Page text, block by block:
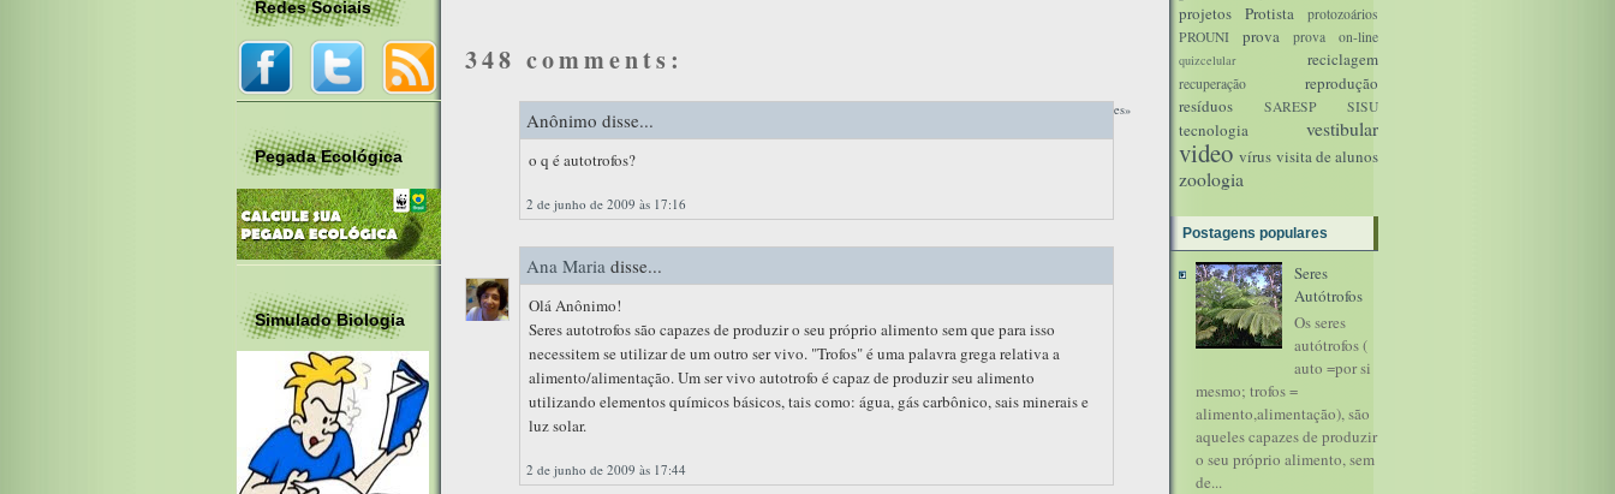
Redes Sociais
Pegada Ecológica
Simulado Biologia
348 comments:
Mais recentes»
Anônimo disse...
o q é autotrofos?
2 de junho de 2009 às 17:16
Ana Maria disse...
Olá Anônimo!
Seres autotrofos são capazes de produzir o seu próprio alimento sem que para isso
necessitem se utilizar de um outro ser vivo. "Trofos" é uma palavra grega relativa a
alimento/alimentação. Um ser vivo autotrofo é capaz de produzir seu alimento
utilizando elementos químicos básicos, tais como: água, gás carbônico, sais minerais e
luz solar.
2 de junho de 2009 às 17:44
projetos Protista
protozoários
PROUNI
prova prova on-line
quizcelular reciclagem
recuperação
reprodução
resíduos
SARESP SISU
tecnologia vestibular
video vírus visita de alunos
zoologia
Postagens populares
Seres
Autótrofos
Os seres
autótrofos (
auto =por si
mesmo; trofos =
alimento,alimentação), são
aqueles capazes de produzir
o seu próprio alimento, sem
de...